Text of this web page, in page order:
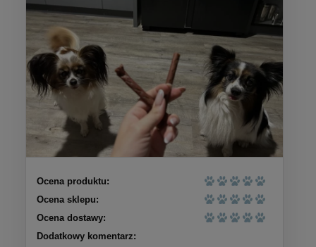
Ocena produktu:
Ocena sklepu:
Ocena dostawy:
Dodatkowy komentarz: